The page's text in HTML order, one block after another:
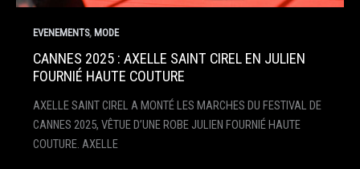
EVENEMENTS, MODE
CANNES 2025 : AXELLE SAINT CIREL EN JULIEN
FOURNIÉ HAUTE COUTURE
AXELLE SAINT CIREL A MONTÉ LES MARCHES DU FESTIVAL DE
CANNES 2025, VÊTUE D’UNE ROBE JULIEN FOURNIÉ HAUTE
COUTURE. AXELLE